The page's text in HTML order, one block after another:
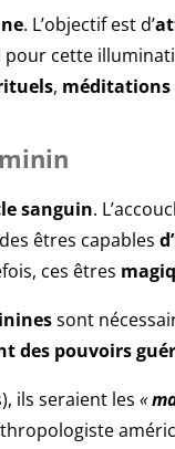
. L’objectif est d’
pour cette
, méditations
sanguin.
êtres capables
ces êtres
sont
des pouvoirs
ils seraient les «